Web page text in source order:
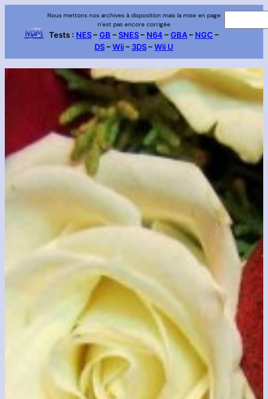
contenu
Nous mettons nos archives à disposition mais la mise en page
n’est pas encore corrigée
Tests : NES–GB –SNES– N64 –GBA– NGC –
DS–Wii– 3DS–Wii U
e
r
c
e